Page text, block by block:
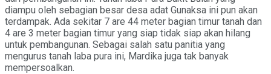
diampu oleh sebagian besar desa adat Gunaksa ini pun akan
terdampak. Ada sekitar 7 are 44 meter bagian timur tanah dan
4 are 3 meter bagian timur yang siap tidak siap akan hilang
untuk pembangunan. Sebagai salah satu panitia yang
mengurus tanah laba pura ini, Mardika juga tak banyak
mempersoalkan.